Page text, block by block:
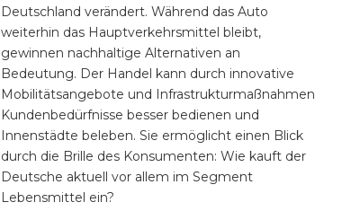
Deutschland verändert. Während das Auto
weiterhin das Hauptverkehrsmittel bleibt,
gewinnen nachhaltige Alternativen an
Bedeutung. Der Handel kann durch innovative
Mobilitätsangebote und Infrastrukturmaßnahmen
Kundenbedürfnisse besser bedienen und
Innenstädte beleben. Sie ermöglicht einen Blick
durch die Brille des Konsumenten: Wie kauft der
Deutsche aktuell vor allem im Segment
Lebensmittel ein?